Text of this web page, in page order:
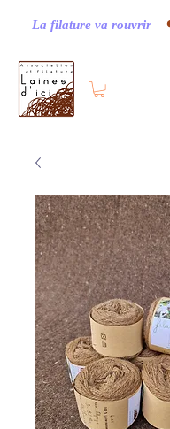
         La filature va rouvrir